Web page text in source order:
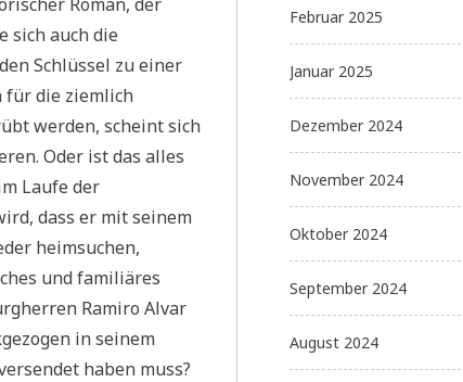
sich auch die
Schlüssel zu einer
für die ziemlich
werden, scheint sich
Oder ist das alles
Laufe der
dass er mit seinem
heimsuchen,
und familiäres
Ramiro Alvar
in seinem
haben muss?
Februar 2025
Januar 2025
Dezember 2024
November 2024
Oktober 2024
September 2024
August 2024